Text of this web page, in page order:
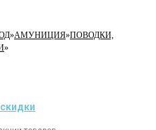
»АМУНИЦИЯ»ПОВОДКИ,
»